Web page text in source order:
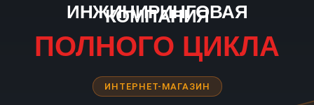
ИНЖИНИРИНГОВАЯ
КОМПАНИЯ
ПОЛНОГО ЦИКЛА
ИНТЕРНЕТ-МАГАЗИН